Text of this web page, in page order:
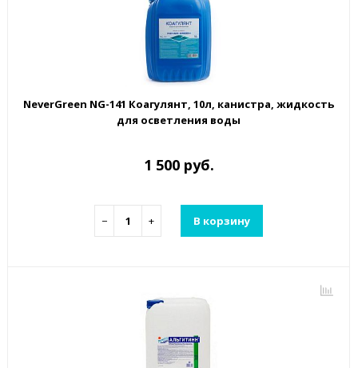
NeverGreen NG-141 Коагулянт, 10л, канистра, жидкость
для осветления воды
1 500 руб.
− + В корзину